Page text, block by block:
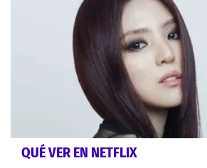
QUÉ VER EN NETFLIX